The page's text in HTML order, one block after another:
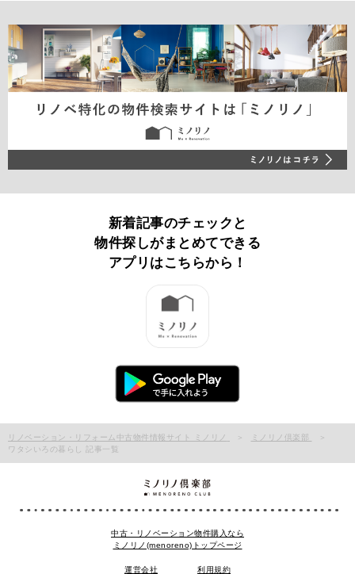
新着記事のチェックと
物件探しがまとめてできる
アプリはこちらから！
リノベーション・リフォーム中古物件情報サイト ミノリノ
ミノリノ倶楽部
ワタシいろの暮らし 記事一覧
中古・リノベーション物件購入なら
ミノリノ(menoreno)トップページ
運営会社 利用規約